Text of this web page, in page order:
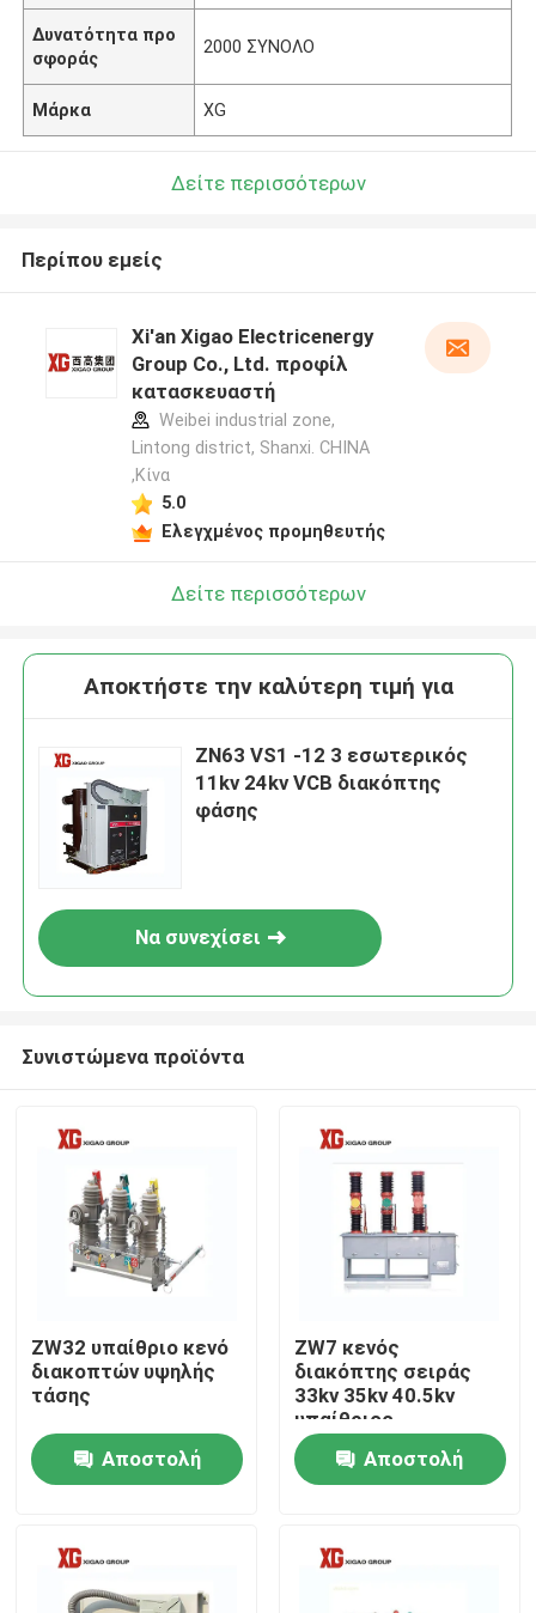
Σπίτι
Περίπου εμείς
Δυνατότητα προ
σφοράς
2000 ΣΥΝΟΛΟ
Μάρκα XG
Δείτε περισσότερων
Περίπου εμείς
Xi'an Xigao Electricenergy
Group Co., Ltd. προφίλ
κατασκευαστή
Weibei industrial zone,
Lintong district, Shanxi. CHINA
,Κίνα
5.0
Ελεγχμένος προμηθευτής
Δείτε περισσότερων
Αποκτήστε την καλύτερη τιμή για
ZN63 VS1 -12 3 εσωτερικός
11kv 24kv VCB διακόπτης
φάσης
Να συνεχίσει
Συνιστώμενα προϊόντα
ZW32 υπαίθριο κενό
διακοπτών υψηλής
τάσης
Αποστολή
ZW7 κενός
διακόπτης σειράς
33kv 35kv 40.5kv
υπαίθριος
Αποστολή